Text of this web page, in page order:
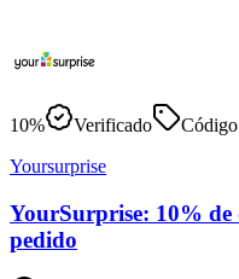
10% Verificado
Código
Yoursurprise
YourSurprise: 10% de
pedido